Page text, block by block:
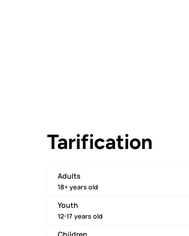
Tarification
Adults
18+ years old
Youth
12-17 years old